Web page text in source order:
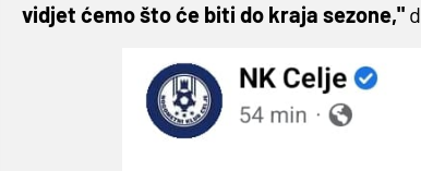
vidjet ćemo što će biti do kraja sezone,"